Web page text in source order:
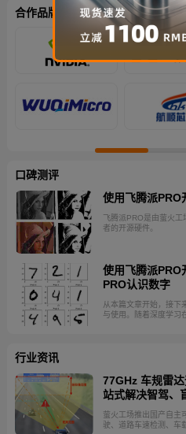
合作品牌
口碑测评
使用飞腾派PRO
飞腾派PRO是由萤火工
者的开源硬件。
使用飞腾派PRO
PRO认识数字
从本篇文章开始，接下
与使用。随着深度学习
H.264/H.265
NPU，可满足轻量级AI
实现数字识别。
行业资讯
77GHz 车规雷
站式解决智驾、
萤火工场推出国产自主
驶、道路车速检测、车